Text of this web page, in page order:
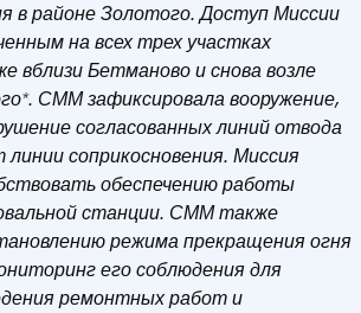
в районе Золотого. Доступ Миссии
на всех трех участках
вблизи Бетманово и снова возле
СММ зафиксировала вооружение,
согласованных линий отвода
соприкосновения. Миссия
обеспечению работы
станции. СММ также
режима прекращения огня
его соблюдения для
ремонтных работ и